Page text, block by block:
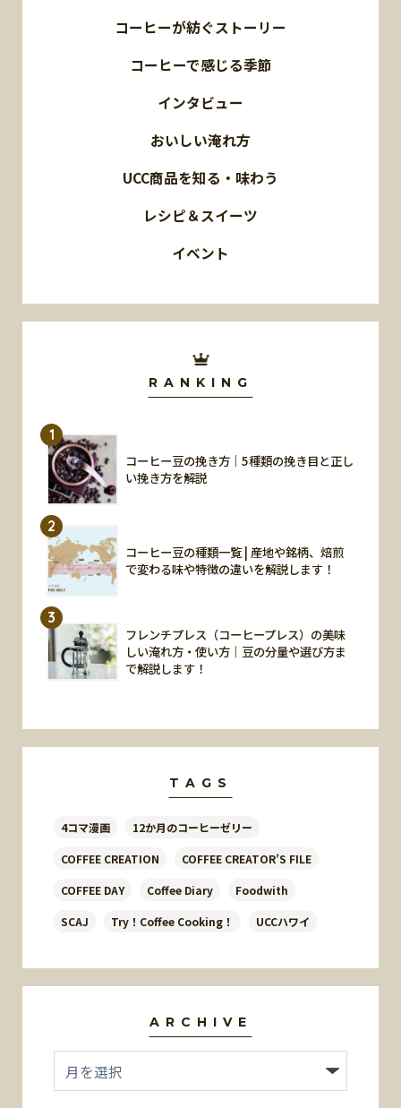
コーヒーが紡ぐストーリー
コーヒーで感じる季節
インタビュー
おいしい淹れ方
UCC商品を知る・味わう
レシピ＆スイーツ
イベント
RANKING
1
コーヒー豆の挽き方｜5種類の挽き目と正し
い挽き方を解説
2
コーヒー豆の種類一覧 | 産地や銘柄、焙煎
で変わる味や特徴の違いを解説します！
3
フレンチプレス（コーヒープレス）の美味
しい淹れ方・使い方｜豆の分量や選び方ま
で解説します！
TAGS
4コマ漫画 12か月のコーヒーゼリー
COFFEE CREATION COFFEE CREATOR’S FILE
COFFEE DAY Coffee Diary Foodwith
SCAJ Try！Coffee Cooking！ UCCハワイ
ARCHIVE